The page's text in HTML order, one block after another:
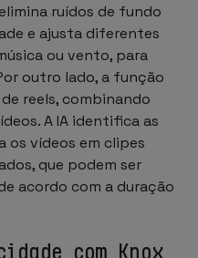
elimina ruídos de fundo
e ajusta diferentes
ou vento, para
outro lado, a função
reels, combinando
A IA identifica as
os vídeos em clipes
que podem ser
acordo com a duração
com Knox